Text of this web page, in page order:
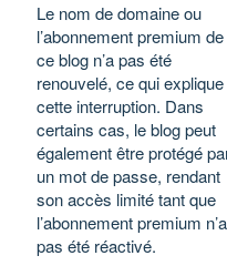
Le nom de domaine ou
l’abonnement premium de
ce blog n’a pas été
renouvelé, ce qui explique
cette interruption. Dans
certains cas, le blog peut
également être protégé
un mot de passe, rendant
son accès limité tant que
l’abonnement premium n’a
pas été réactivé.